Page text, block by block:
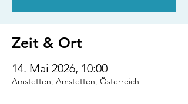
Zeit & Ort
14. Mai 2026, 10:00
Amstetten, Amstetten, Österreich